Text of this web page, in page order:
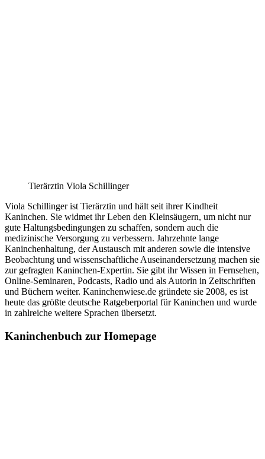
Tierärztin Viola Schillinger
Viola Schillinger ist Tierärztin und hält seit ihrer Kindheit
Kaninchen. Sie widmet ihr Leben den Kleinsäugern, um nicht nur
gute Haltungsbedingungen zu schaffen, sondern auch die
medizinische Versorgung zu verbessern. Jahrzehnte lange
Kaninchenhaltung, der Austausch mit anderen sowie die intensive
Beobachtung und wissenschaftliche Auseinandersetzung machen sie
zur gefragten Kaninchen-Expertin. Sie gibt ihr Wissen in Fernsehen,
Online-Seminaren, Podcasts, Radio und als Autorin in Zeitschriften
und Büchern weiter. Kaninchenwiese.de gründete sie 2008, es ist
heute das größte deutsche Ratgeberportal für Kaninchen und wurde
in zahlreiche weitere Sprachen übersetzt.
Kaninchenbuch zur Homepage